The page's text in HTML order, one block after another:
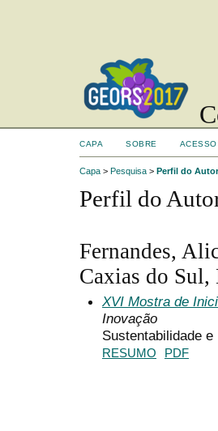
CAPA SOBRE ACESSO
Capa > Pesquisa > Perfil do Autor
Perfil do
Fernandes,
Caxias do Sul,
XVI Mostra de
Inovação
Sustentabilidade
RESUMO PDF